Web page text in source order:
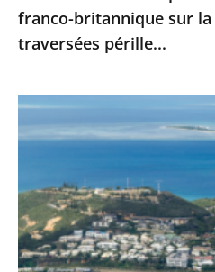
franco-
britannique
la
prévention
des
pérille...
franco-britannique sur
traversées pérille...
Nouvelle-
Calédonie
juge
administratif
n’est